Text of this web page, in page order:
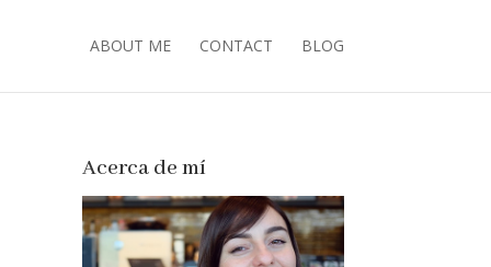
ABOUT ME CONTACT BLOG
Acerca de mí